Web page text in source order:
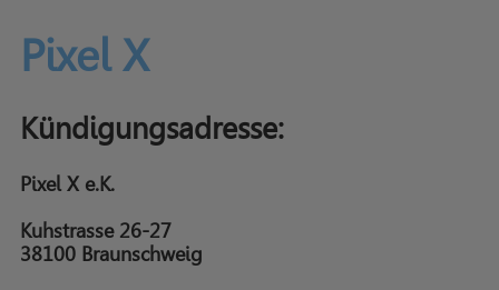
Pixel X
Kündigungsadresse:
Pixel X e.K.
Kuhstrasse 26-27
38100 Braunschweig